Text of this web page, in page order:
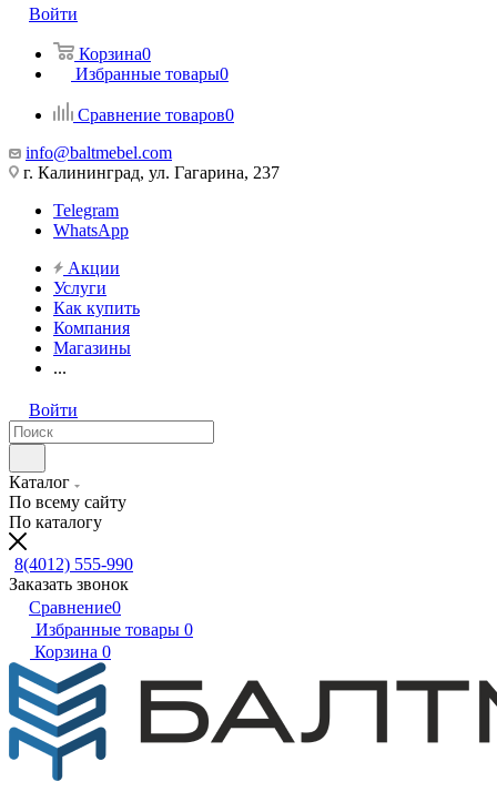
Войти
Корзина0
Избранные товары0
Сравнение товаров0
info@baltmebel.com
г. Калининград, ул. Гагарина, 237
Telegram
WhatsApp
Акции
Услуги
Как купить
Компания
Магазины
...
Войти
Каталог
По всему сайту
По каталогу
8(4012) 555-990
Заказать звонок
Сравнение0
Избранные товары 0
Корзина 0